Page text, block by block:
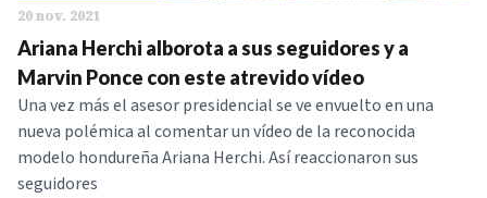
20 nov. 2021
Ariana Herchi alborota a sus seguidores y a
Marvin Ponce con este atrevido vídeo
Una vez más el asesor presidencial se ve envuelto en una
nueva polémica al comentar un vídeo de la reconocida
modelo hondureña Ariana Herchi. Así reaccionaron sus
seguidores